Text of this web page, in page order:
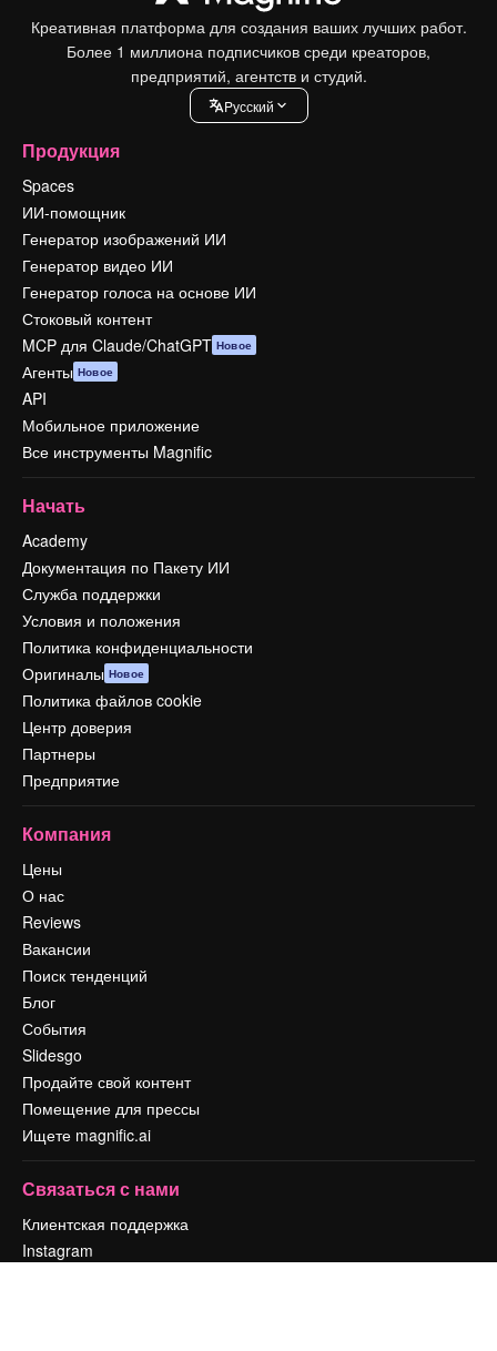
Креативная платформа для создания ваших лучших работ.
Более 1 миллиона подписчиков среди креаторов,
предприятий, агентств и студий.
Pусский
Продукция
Spaces
ИИ-помощник
Генератор изображений ИИ
Генератор видео ИИ
Генератор голоса на основе ИИ
Стоковый контент
MCP для Claude/ChatGPT Новое
Агенты Новое
API
Мобильное приложение
Все инструменты Magnific
Начать
Academy
Документация по Пакету ИИ
Служба поддержки
Условия и положения
Политика конфиденциальности
Оригиналы Новое
Политика файлов cookie
Центр доверия
Партнеры
Предприятие
Компания
Цены
О нас
Reviews
Вакансии
Поиск тенденций
Блог
События
Slidesgo
Продайте свой контент
Помещение для прессы
Ищете magnific.ai
Связаться с нами
Клиентская поддержка
Instagram